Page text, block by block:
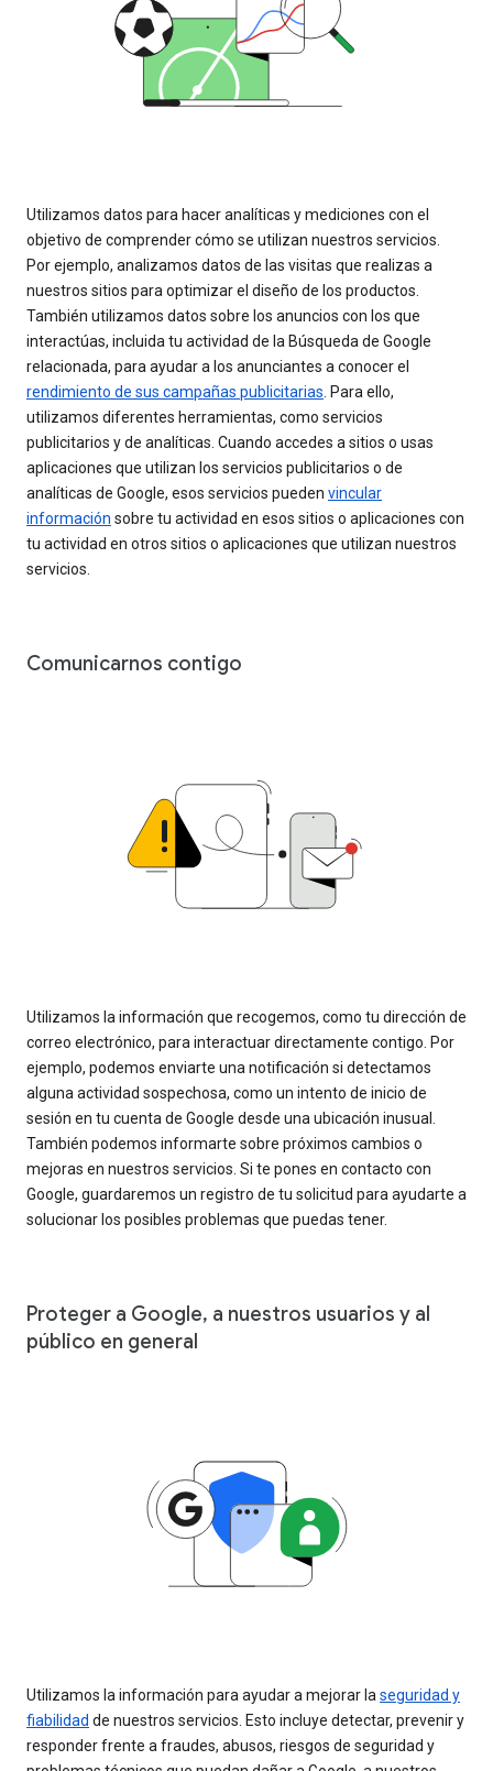
Utilizamos datos para hacer analíticas y mediciones con el
objetivo de comprender cómo se utilizan nuestros servicios.
Por ejemplo, analizamos datos de las visitas que realizas a
nuestros sitios para optimizar el diseño de los productos.
También utilizamos datos sobre los anuncios con los que
interactúas, incluida tu actividad de la Búsqueda de Google
relacionada, para ayudar a los anunciantes a conocer el
rendimiento de sus campañas publicitarias. Para ello,
utilizamos diferentes herramientas, como servicios
publicitarios y de analíticas. Cuando accedes a sitios o usas
aplicaciones que utilizan los servicios publicitarios o de
analíticas de Google, esos servicios pueden vincular
información sobre tu actividad en esos sitios o aplicaciones con
tu actividad en otros sitios o aplicaciones que utilizan nuestros
servicios.
Comunicarnos contigo
Utilizamos la información que recogemos, como tu dirección de
correo electrónico, para interactuar directamente contigo. Por
ejemplo, podemos enviarte una notificación si detectamos
alguna actividad sospechosa, como un intento de inicio de
sesión en tu cuenta de Google desde una ubicación inusual.
También podemos informarte sobre próximos cambios o
mejoras en nuestros servicios. Si te pones en contacto con
Google, guardaremos un registro de tu solicitud para ayudarte a
solucionar los posibles problemas que puedas tener.
Proteger a Google, a nuestros usuarios y al
público en general
Utilizamos la información para ayudar a mejorar la seguridad y
fiabilidad de nuestros servicios. Esto incluye detectar, prevenir y
responder frente a fraudes, abusos, riesgos de seguridad y